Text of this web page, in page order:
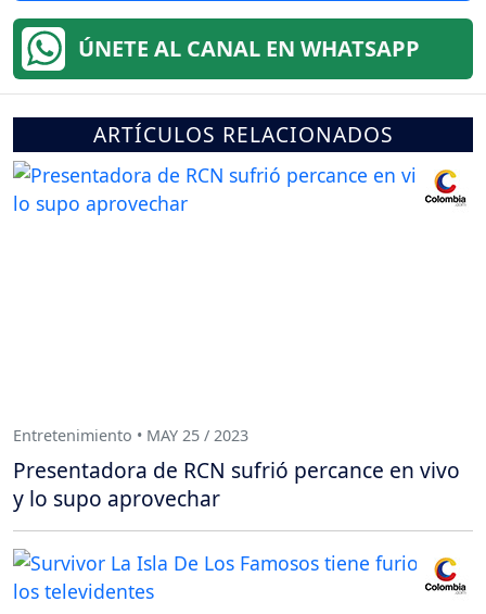
ÚNETE AL CANAL EN WHATSAPP
ARTÍCULOS RELACIONADOS
Entretenimiento • MAY 25 / 2023
Presentadora de RCN sufrió percance en vivo
y lo supo aprovechar